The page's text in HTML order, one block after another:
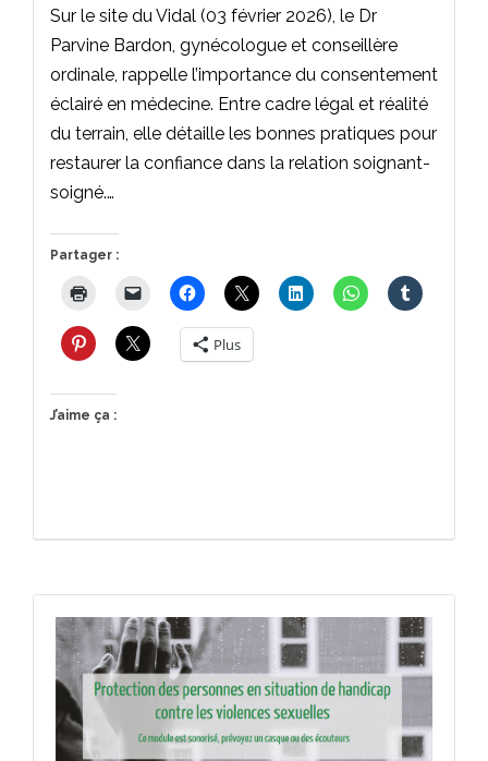
Sur le site du Vidal (03 février 2026), le Dr
Parvine Bardon, gynécologue et conseillère
ordinale, rappelle l’importance du consentement
éclairé en médecine. Entre cadre légal et réalité
du terrain, elle détaille les bonnes pratiques pour
restaurer la confiance dans la relation soignant-
soigné.…
Partager :
Plus
J’aime ça :